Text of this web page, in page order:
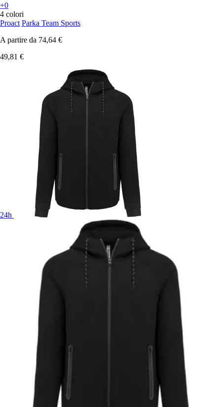
+0
4 colori
Proact Parka Team Sports
A partire da 74,64 €
49,81 €
24h